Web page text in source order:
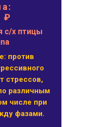
₽
с/х птицы
против
стрессов,
различным
числе при
фазами.